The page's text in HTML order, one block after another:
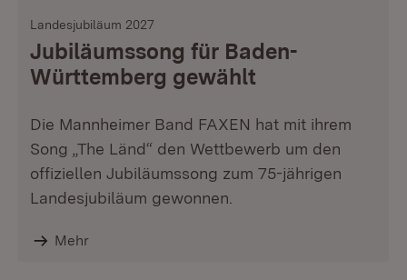
Landesjubiläum 2027
Jubiläumssong für Baden-
Württemberg gewählt
Die Mannheimer Band FAXEN hat mit ihrem
Song „The Länd“ den Wettbewerb um den
offiziellen Jubiläumssong zum 75-jährigen
Landesjubiläum gewonnen.
Mehr